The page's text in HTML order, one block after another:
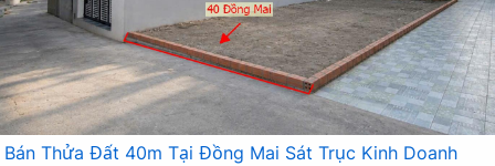
Bán Thửa Đất 40m Tại Đồng Mai Sát Trục Kinh Doanh